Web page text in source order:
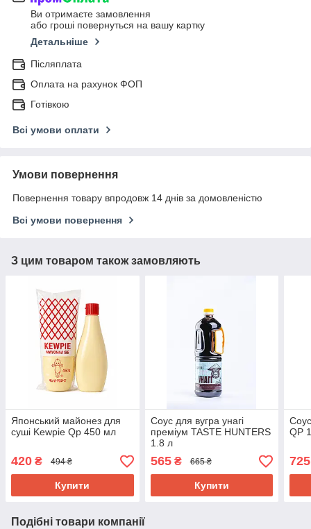
Ви отримаєте замовлення
або гроші повернуться на вашу картку
Детальніше
Післяплата
Оплата на рахунок ФОП
Готівкою
Всі умови оплати
Умови повернення
Повернення товару впродовж 14 днів за домовленістю
Всі умови повернення
З цим товаром також замовляють
Японський майонез для
суші Kewpie Qp 450 мл
420 ₴ 494 ₴
Купити
Соус для вугра унагі
преміум TASTE HUNTERS
1.8 л
565₴ 665 ₴
Купити
QP
725
Подібні товари компанії